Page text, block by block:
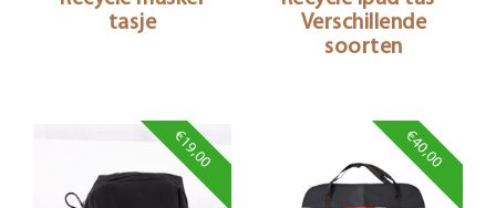
tasje
Verschillende
soorten
€19,00 €40,00